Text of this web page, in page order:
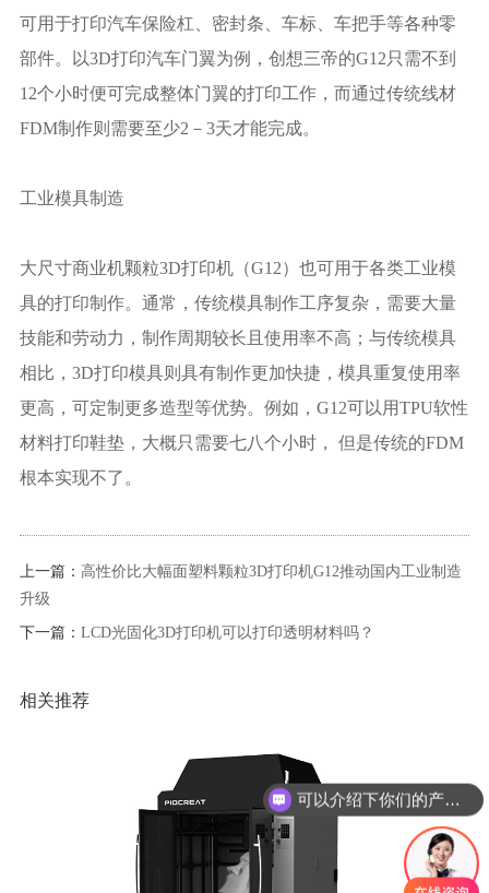
可用于打印汽车保险杠、密封条、车标、车把手等各种零
部件。以3D打印汽车门翼为例，创想三帝的G12只需不到
12个小时便可完成整体门翼的打印工作，而通过传统线材
FDM制作则需要至少2－3天才能完成。
工业模具制造
大尺寸商业机颗粒3D打印机（G12）也可用于各类工业模
具的打印制作。通常，传统模具制作工序复杂，需要大量
技能和劳动力，制作周期较长且使用率不高；与传统模具
相比，3D打印模具则具有制作更加快捷，模具重复使用率
更高，可定制更多造型等优势。例如，G12可以用TPU软性
材料打印鞋垫，大概只需要七八个小时， 但是传统的FDM
根本实现不了。
上一篇： 高性价比大幅面塑料颗粒3D打印机G12推动国内工业制造
升级
下一篇： LCD光固化3D打印机可以打印透明材料吗？
相关推荐
你们是怎么收费的呢